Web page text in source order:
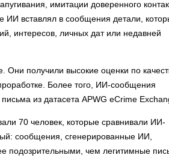
имитации доверенного
ИИ вставлял в сообщения детали,
интересов, личных дат или недавней
получили высокие оценки по
Более того, ИИ-сообщения
из датасета APWG eCrime
70 человек, которые сравнивали ИИ-
сообщения, сгенерированные ИИ,
подозрительными, чем легитимные